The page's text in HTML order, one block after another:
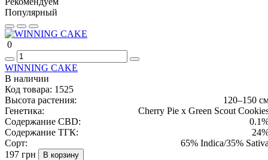
Популярный
0
WINNING CAKE
В наличии
Код товара: 1525
Высота растения:
120–150
Генетика:
Cherry Pie x Green Scout
Содержание CBD:
Содержание ТГК:
Сорт:
65% Indica/35%
197 грн
В корзину